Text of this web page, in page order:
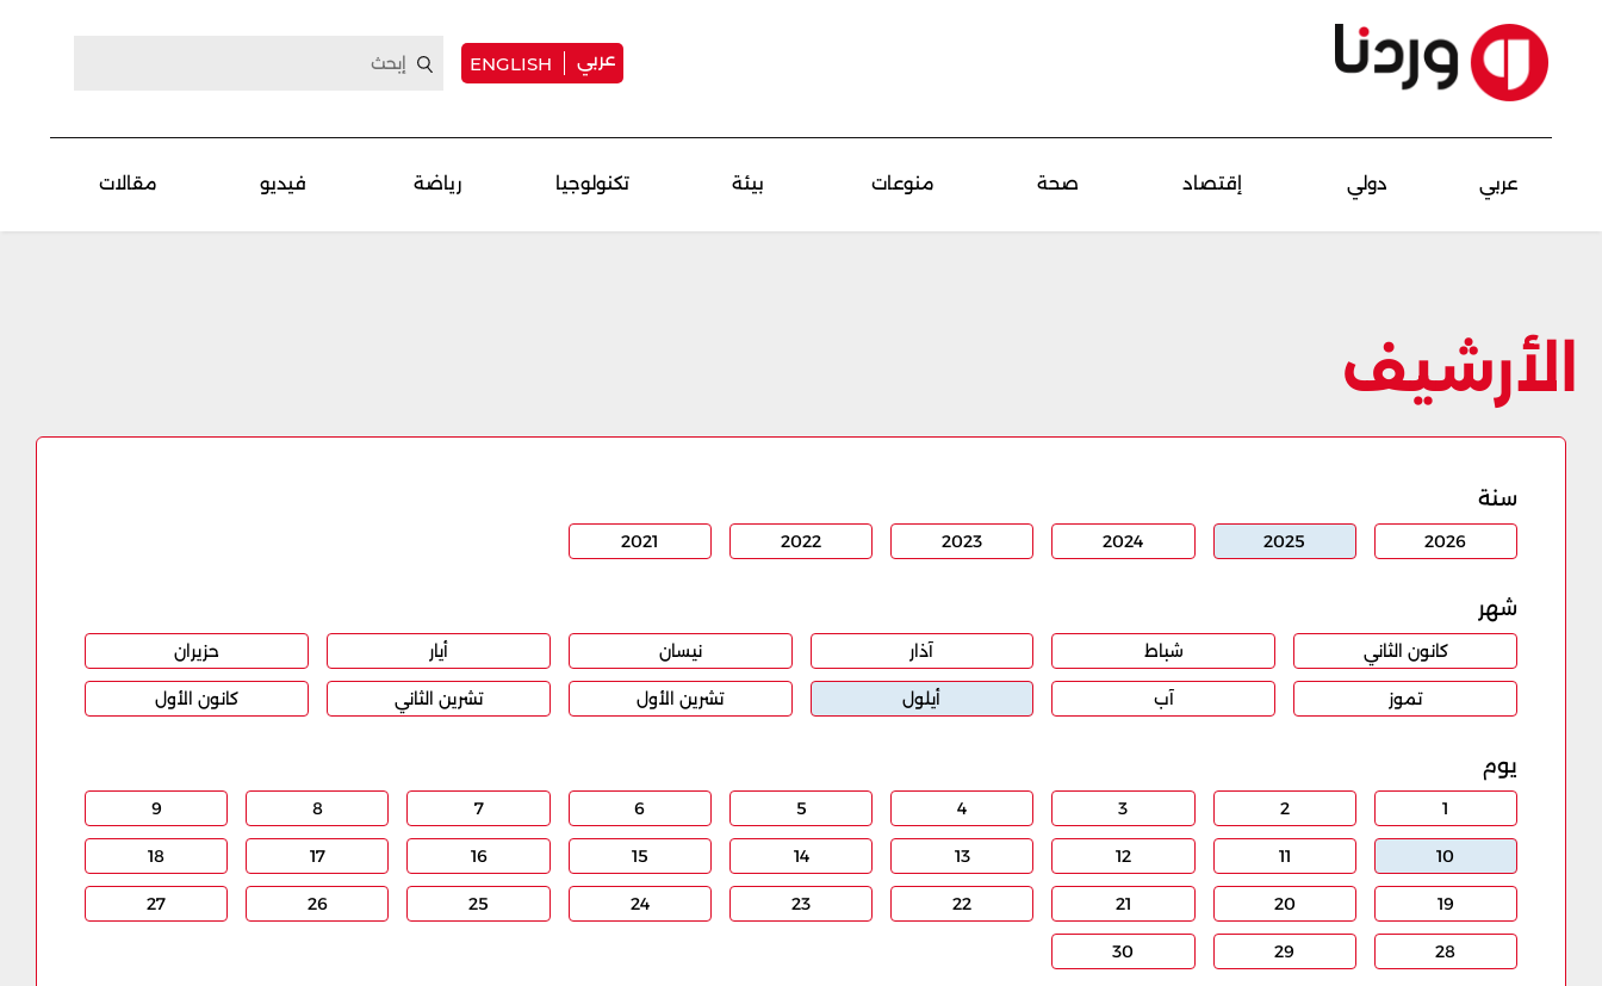
عربي ENGLISH
عربي دولي إقتصاد صحة منوعات بيئة تكنولوجيا رياضة فيديو مقالات
الأرشيف
سنة
2026
2025
2024
2023
2022
2021
شهر
كانون الثاني شباط آذار نيسان أيار حزيران
تموز آب أيلول تشرين الأول تشرين الثاني كانون الأول
يوم
1
2
3
4
5
6
7
8
9
10
11
12
13
14
15
16
17
18
19
20
21
22
23
24
25
26
27
28
29
30